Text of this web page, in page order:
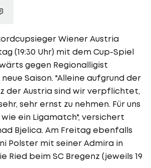
Wiener Austria
(19:30 Uhr) mit dem Cup-Spiel
gegen Regionalligist
Saison. "Alleine aufgrund der
der Austria sind wir verpflichtet,
sehr ernst zu nehmen. Für uns
ein Ligamatch", versichert
Bjelica. Am Freitag ebenfalls
Polster mit seiner Admira in
Ried beim SC Bregenz (jeweils 19